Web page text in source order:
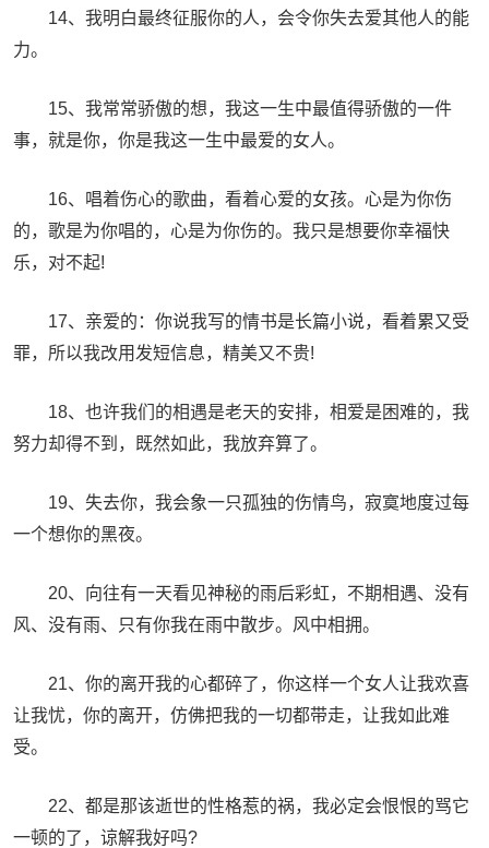
14、我明白最终征服你的人，会令你失去爱其他人的能
力。
15、我常常骄傲的想，我这一生中最值得骄傲的一件
事，就是你，你是我这一生中最爱的女人。
16、唱着伤心的歌曲，看着心爱的女孩。心是为你伤
的，歌是为你唱的，心是为你伤的。我只是想要你幸福快
乐，对不起!
17、亲爱的：你说我写的情书是长篇小说，看着累又受
罪，所以我改用发短信息，精美又不贵!
18、也许我们的相遇是老天的安排，相爱是困难的，我
努力却得不到，既然如此，我放弃算了。
19、失去你，我会象一只孤独的伤情鸟，寂寞地度过每
一个想你的黑夜。
20、向往有一天看见神秘的雨后彩虹，不期相遇、没有
风、没有雨、只有你我在雨中散步。风中相拥。
21、你的离开我的心都碎了，你这样一个女人让我欢喜
让我忧，你的离开，仿佛把我的一切都带走，让我如此难
受。
22、都是那该逝世的性格惹的祸，我必定会恨恨的骂它
一顿的了，谅解我好吗?